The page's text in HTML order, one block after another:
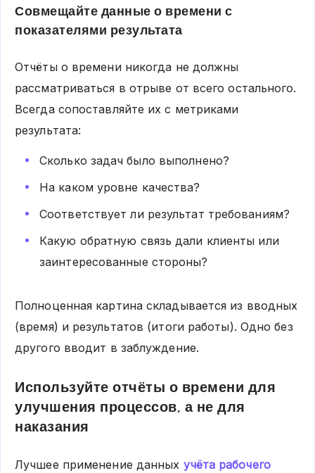
Совмещайте данные о времени с
показателями результата
Отчёты о времени никогда не должны
рассматриваться в отрыве от всего остального.
Всегда сопоставляйте их с метриками
результата:
Сколько задач было выполнено?
На каком уровне качества?
Соответствует ли результат требованиям?
Какую обратную связь дали клиенты или
заинтересованные стороны?
Полноценная картина складывается из вводных
(время) и результатов (итоги работы). Одно без
другого вводит в заблуждение.
Используйте отчёты о времени для
улучшения процессов, а не для
наказания
Лучшее применение данных учёта рабочего